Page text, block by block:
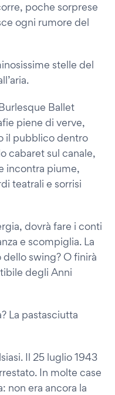
poche sorprese
ogni rumore del
stelle del
Ballet
piene di verve,
il pubblico dentro
cabaret sul canale,
incontra piume,
teatrali e sorrisi
dovrà fare i conti
e scompiglia. La
dello swing? O finirà
degli Anni
La pastasciutta
Il 25 luglio 1943
In molte case
non era ancora la